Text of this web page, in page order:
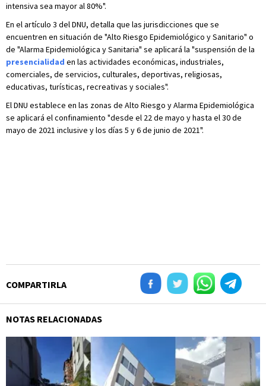
intensiva sea mayor al 80%".
En el artículo 3 del DNU, detalla que las jurisdicciones que se
encuentren en situación de "Alto Riesgo Epidemiológico y Sanitario" o
de "Alarma Epidemiológica y Sanitaria" se aplicará la "suspensión de la
presencialidad en las actividades económicas, industriales,
comerciales, de servicios, culturales, deportivas, religiosas,
educativas, turísticas, recreativas y sociales".
El DNU establece en las zonas de Alto Riesgo y Alarma Epidemiológica
se aplicará el confinamiento "desde el 22 de mayo y hasta el 30 de
mayo de 2021 inclusive y los días 5 y 6 de junio de 2021".
COMPARTIRLA
NOTAS RELACIONADAS